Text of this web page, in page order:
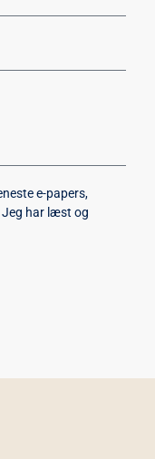
e-papers,
Jeg har læst og